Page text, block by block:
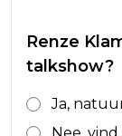
Renze
talkshow?
Ja,